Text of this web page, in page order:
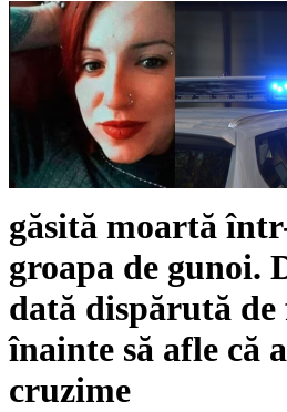
găsită moartă
groapa de gunoi.
dată dispărută
înainte să afle că
cruzime